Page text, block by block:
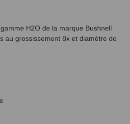
H2O de la marque Bushnell
au grossissement 8x et diamètre de